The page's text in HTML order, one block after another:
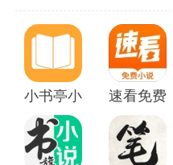
小
大
书
小书亭小说 速看免费